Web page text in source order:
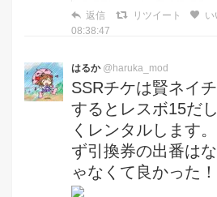
返信 リツイート い
08:38:47
はるか @haruka_mod
SSRチケは賢ネイ
するとレスボ15だ
くレンタルします
ず引換券の出番は
ゃなくて良かった！